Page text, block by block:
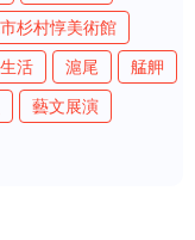
杉村惇美術館
活 滬尾
艋舺
藝文展演